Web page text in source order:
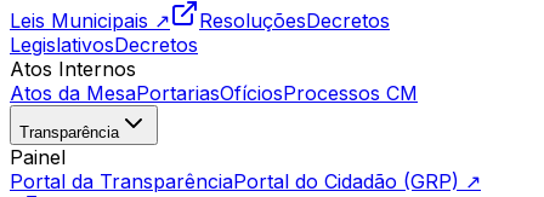
Leis Municipais ↗
ResoluçõesDecretos
LegislativosDecretos
Atos Internos
Atos da MesaPortariasOfíciosProcessos CM
Transparência
Painel
Portal da TransparênciaPortal do Cidadão (GRP) ↗